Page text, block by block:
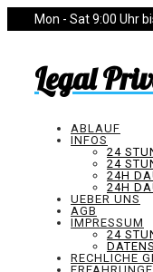
Mon - Sat 9:00 Uhr
Legal
ABLAUF
INFOS
24
24
24H
24H
UEBER UNS
AGB
IMPRESSUM
24
RECHLICHE